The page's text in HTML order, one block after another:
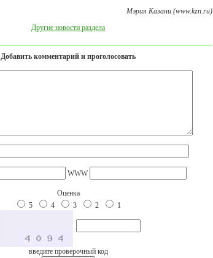
Мэрия Казани (www.kzn.ru)
Другие новости раздела
Добавить комментарий и проголосовать
WWW
Оценка
5
4 3 2 1
введите проверочный код